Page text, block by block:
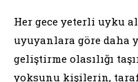
Her gece yeterli uyku
uyuyanlara göre daha
geliştirme olasılığı
yoksunu kişilerin,